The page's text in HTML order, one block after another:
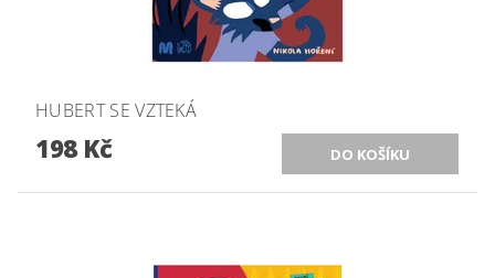
HUBERT SE VZTEKÁ
198 Kč